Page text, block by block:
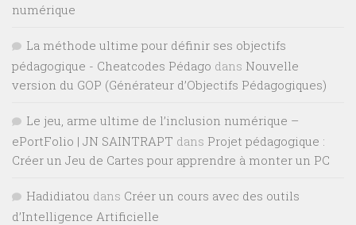
numérique
La méthode ultime pour définir ses objectifs
pédagogique - Cheatcodes Pédago dans Nouvelle
version du GOP (Générateur d’Objectifs Pédagogiques)
Le jeu, arme ultime de l’inclusion numérique –
ePortFolio | JN SAINTRAPT dans Projet pédagogique :
Créer un Jeu de Cartes pour apprendre à monter un PC
Hadidiatou dans Créer un cours avec des outils
d’Intelligence Artificielle